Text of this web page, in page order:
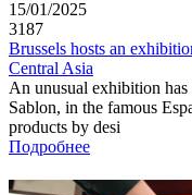
15/01/2025
3187
Brussels hosts an
Central Asia
An unusual exhibition has
Sablon, in the famous
products by desi
Подробнее